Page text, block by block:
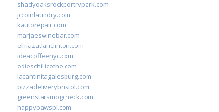
shadyoaksrockportrvpark.com
jccoinlaundry.com
kautorepair.com
marjaeswinebar.com
elmazatlanclinton.com
ideacoffeenyc.com
odieschillicothe.com
lacantinitagalesburg.com
pizzadeliverybristol.com
greenstarsmogcheck.com
happypawspl.com